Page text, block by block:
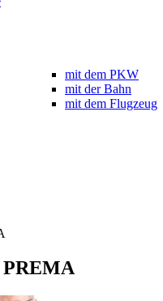
mit dem PKW
mit der Bahn
mit dem Flugzeug